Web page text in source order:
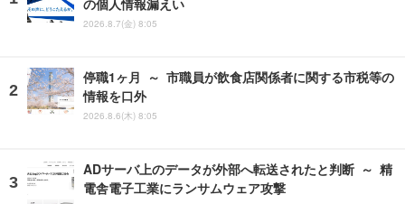
の個人情報漏えい
2026.8.7(金) 8:05
停職1ヶ月 ～ 市職員が飲食店関係者に関する市税等の
情報を口外
2026.8.6(木) 8:05
ADサーバ上のデータが外部へ転送されたと判断 ～ 精
電舎電子工業にランサムウェア攻撃